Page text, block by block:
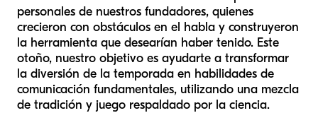
personales de nuestros fundadores, quienes
crecieron con obstáculos en el habla y construyeron
la herramienta que desearían haber tenido. Este
otoño, nuestro objetivo es ayudarte a transformar
la diversión de la temporada en habilidades de
comunicación fundamentales, utilizando una mezcla
de tradición y juego respaldado por la ciencia.